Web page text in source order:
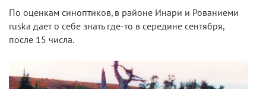
По оценкам синоптиков, в районе Инари и Рованиеми
ruska дает о себе знать где-то в середине сентября,
после 15 числа.